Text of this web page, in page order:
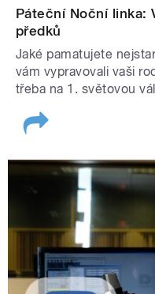
Páteční Noční linka:
předků
Jaké pamatujete
vám vypravovali vaši
třeba na 1. světovou